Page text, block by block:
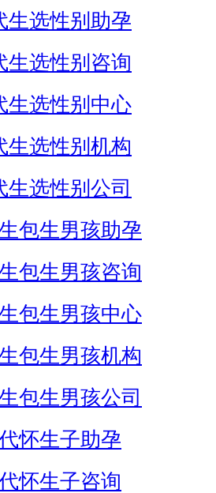
生选性别助孕
生选性别咨询
生选性别中心
生选性别机构
生选性别公司
包生男孩助孕
包生男孩咨询
包生男孩中心
包生男孩机构
包生男孩公司
怀生子助孕
怀生子咨询